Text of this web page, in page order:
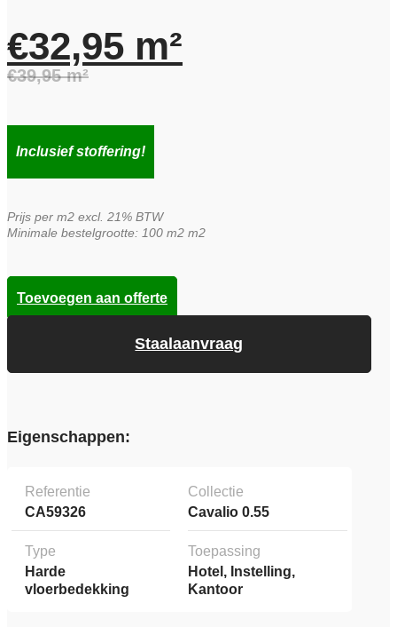
€39,95 m²
prijs
€39,95.
€32,95 m²
prijs
€32,95.
Inclusief stoffering!
Prijs per m2 excl. 21% BTW
Minimale bestelgrootte: 100 m2 m2
Staalaanvraag
Toevoegen aan offerte
Eigenschappen:
Referentie
CA59326
Collectie
Cavalio 0.55
Type
Harde
vloerbedekking
Toepassing
Hotel, Instelling,
Kantoor